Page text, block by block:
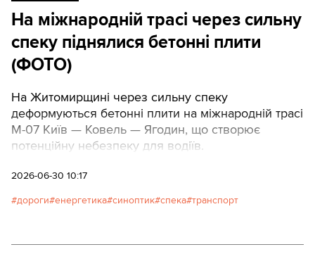
не лише доставку з точки А до
точки Б у пекельних умовах.
На міжнародній трасі через сильну
спеку піднялися бетонні плити
(ФОТО)
На Житомирщині через сильну спеку
деформуються бетонні плити на міжнародній трасі
М-07 Київ — Ковель — Ягодин, що створює
потенційну небезпеку для водіїв.
2026-06-30 10:17
дороги енергетика синоптик спека транспорт